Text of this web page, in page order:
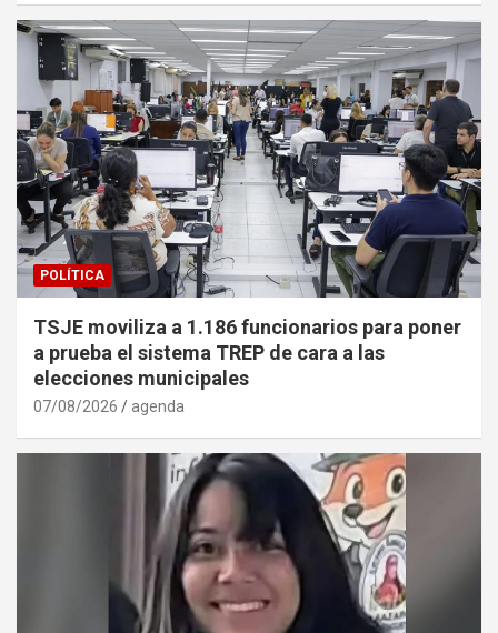
POLÍTICA
TSJE moviliza a 1.186 funcionarios para poner
a prueba el sistema TREP de cara a las
elecciones municipales
07/08/2026 agenda